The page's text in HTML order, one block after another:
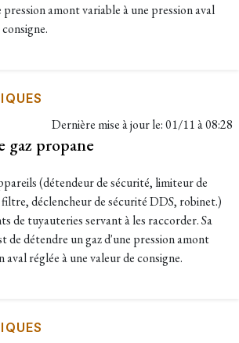
amont variable à une pression aval
Dernière mise à jour le:01/11 à 08:28
gaz propane
(détendeur de sécurité, limiteur de
déclencheur de sécurité DDS, robinet.)
de tuyauteries servant à les raccorder. Sa
de détendre un gaz d'une pression amont
aval réglée à une valeur de consigne.